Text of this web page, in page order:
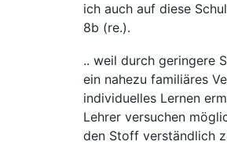
ich auch auf diese
8b (re.).
.. weil durch geringere
ein nahezu familiäres
individuelles Lernen
Lehrer versuchen
den Stoff verständlich